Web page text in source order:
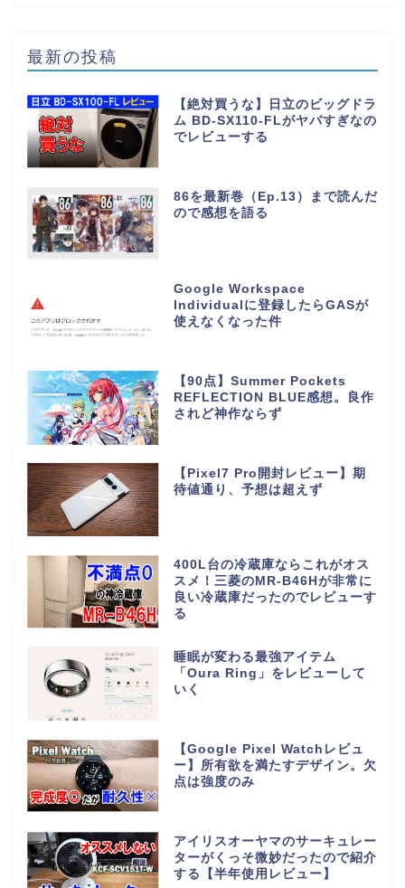
最新の投稿
【絶対買うな】日立のビッグドラ
ム BD-SX110-FLがヤバすぎなの
でレビューする
86を最新巻（Ep.13）まで読んだ
ので感想を語る
Google Workspace
Individualに登録したらGASが
使えなくなった件
【90点】Summer Pockets
REFLECTION BLUE感想。良作
されど神作ならず
【Pixel7 Pro開封レビュー】期
待値通り、予想は超えず
400L台の冷蔵庫ならこれがオス
スメ！三菱のMR-B46Hが非常に
良い冷蔵庫だったのでレビューす
る
睡眠が変わる最強アイテム
「Oura Ring」をレビューして
いく
【Google Pixel Watchレビュ
ー】所有欲を満たすデザイン。欠
点は強度のみ
アイリスオーヤマのサーキュレー
ターがくっそ微妙だったので紹介
する【半年使用レビュー】